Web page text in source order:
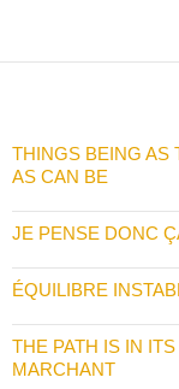
THINGS BEING AS
AS CAN BE
JE PENSE DONC
ÉQUILIBRE
THE PATH IS IN
MARCHANT